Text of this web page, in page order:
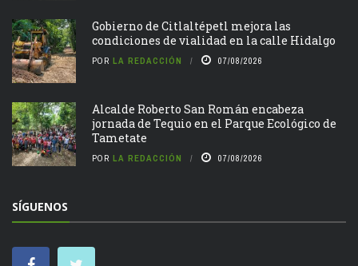
Gobierno de Citlaltépetl mejora las
condiciones de vialidad en la calle Hidalgo
POR LA REDACCIÓN 07/08/2026
Alcalde Roberto San Román encabeza
jornada de Tequio en el Parque Ecológico de
Tametate
POR LA REDACCIÓN 07/08/2026
SÍGUENOS